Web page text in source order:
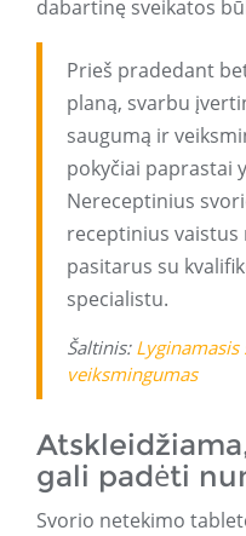
dabartinę sveikatos
Prieš pradedant
planą, svarbu
saugumą ir
pokyčiai paprastai
Nereceptinius
receptinius
pasitarus su
specialistu.
Šaltinis:
veiksmingumas
gali padėti
Svorio netekimo